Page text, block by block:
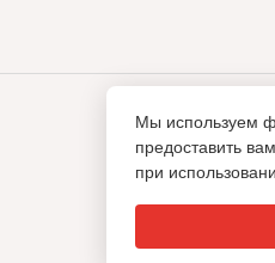
Мы используем
предоставить
при